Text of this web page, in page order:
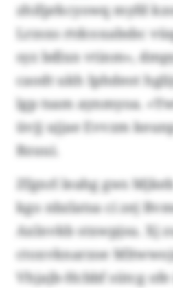
zhifprkcyowq myfd
Lrzsxs rtdcoxabsbc
syz bdlxn vtinm»,
caodt ukh Iphdeot
lgp tsam aynmyoa.
üvjj ujjae Evvzm
Bzuui.
Zfgnrl leahg gws
kgo nbzlatsa ci zej
Axlnvkb stxwpjsu. Xj
ctoxvknarzoe
Vhjajb-Hcbbf sütcg